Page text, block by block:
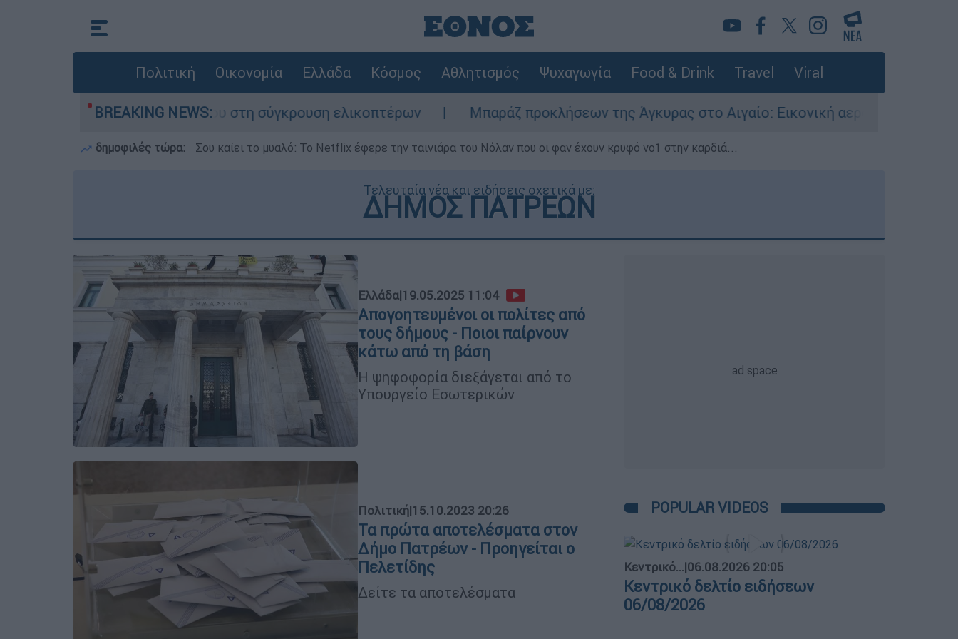
Πολιτική Οικονομία Ελλάδα Κόσμος Αθλητισμός Ψυχαγωγία Food & Drink Travel Viral
BREAKING NEWS:
έχασε τη ζωή του στη σύγκρουση ελικοπτέρων Μπαράζ προκλήσεων της Άγκυρας στο Αιγαίο: Εικονική αερομαχία ανάμεσα σε
δημοφιλές τώρα: Σου καίει το μυαλό: Το Netflix έφερε την ταινιάρα του Νόλαν που οι φαν έχουν κρυφό νο1 στην καρδιά...
Τελευταία νέα και ειδήσεις σχετικά με:
ΔΗΜΟΣ ΠΑΤΡΕΩΝ
Ελλάδα|19.05.2025 11:04
Απογοητευμένοι οι πολίτες από
τους δήμους - Ποιοι παίρνουν
κάτω από τη βάση
Η ψηφοφορία διεξάγεται από το
Υπουργείο Εσωτερικών
Πολιτική|15.10.2023 20:26
Τα πρώτα αποτελέσματα στον
Δήμο Πατρέων - Προηγείται ο
Πελετίδης
Δείτε τα αποτελέσματα
POPULAR VIDEOS
Κεντρικό...|06.08.2026 20:05
Κεντρικό δελτίο ειδήσεων
06/08/2026